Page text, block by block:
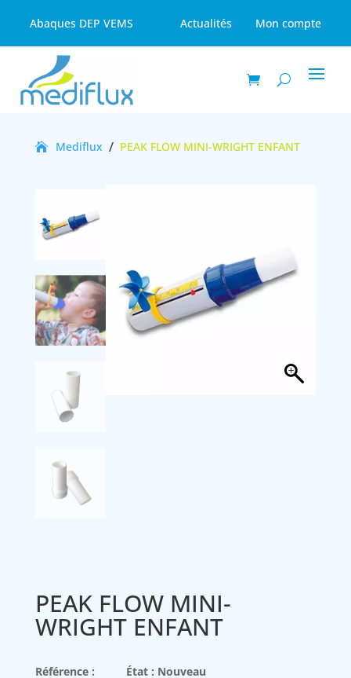
Abaques DEP VEMS Actualités Mon compte
Mediflux / PEAK FLOW MINI-WRIGHT ENFANT
PEAK FLOW MINI-
WRIGHT ENFANT
Référence : État : Nouveau